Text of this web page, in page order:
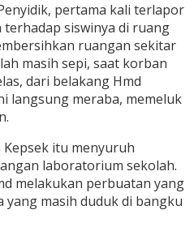
pertama kali terlapor
terhadap siswinya di ruang
ruangan sekitar
masih sepi, saat korban
dari belakang Hmd
langsung meraba, memeluk
itu menyuruh
laboratorium sekolah.
melakukan perbuatan yang
yang masih duduk di bangku